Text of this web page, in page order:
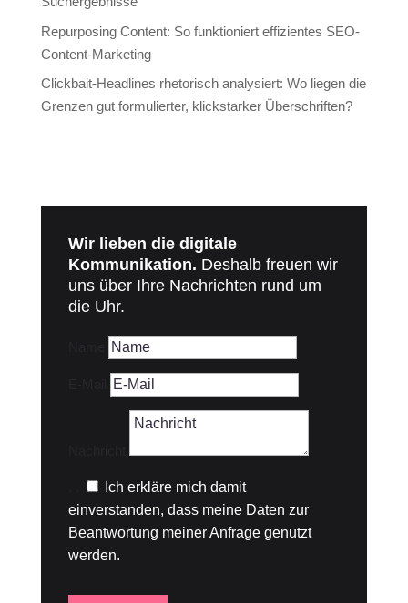
Repurposing Content: So funktioniert effizientes SEO-
Content-Marketing
Clickbait-Headlines rhetorisch analysiert: Wo liegen die
Grenzen gut formulierter, klickstarker Überschriften?
Wir lieben die digitale
Kommunikation. Deshalb freuen wir
uns über Ihre Nachrichten rund um
die Uhr.
Ich erkläre mich damit
einverstanden, dass meine Daten zur
Beantwortung meiner Anfrage genutzt
werden.